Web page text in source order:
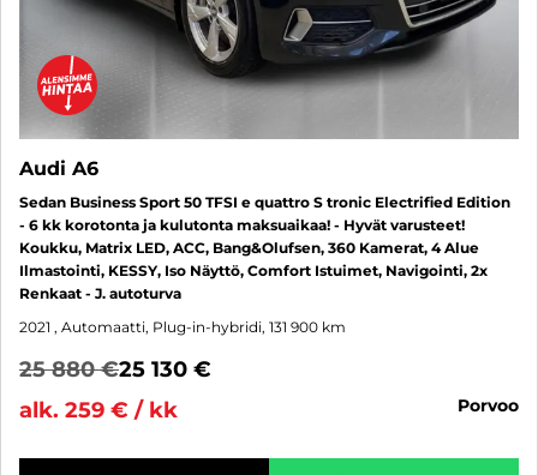
Audi A6
Sedan Business Sport 50 TFSI e quattro S tronic Electrified Edition
- 6 kk korotonta ja kulutonta maksuaikaa! - Hyvät varusteet!
Koukku, Matrix LED, ACC, Bang&Olufsen, 360 Kamerat, 4 Alue
Ilmastointi, KESSY, Iso Näyttö, Comfort Istuimet, Navigointi, 2x
Renkaat - J. autoturva
2021 , Automaatti, Plug-in-hybridi, 131 900 km
25 880 €25 130 €
alk. 259 € / kk
porvoo